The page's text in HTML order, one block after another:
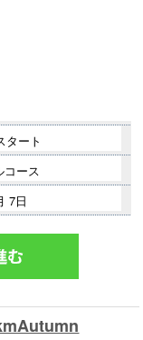
ート
コース
7日